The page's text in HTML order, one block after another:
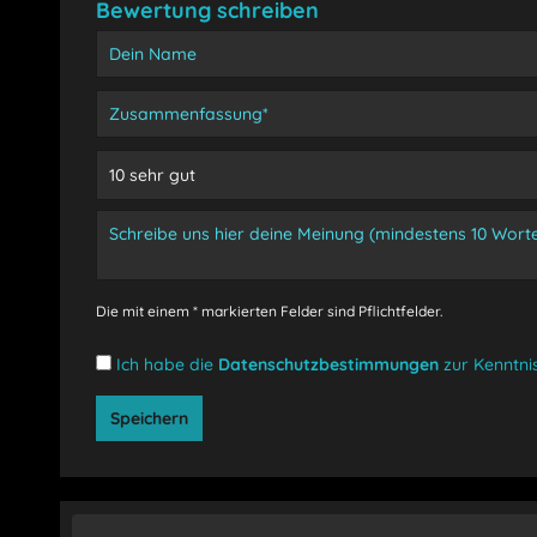
Bewertung schreiben
Die mit einem * markierten Felder sind Pflichtfelder.
Ich habe die Datenschutzbestimmungen zur
Speichern